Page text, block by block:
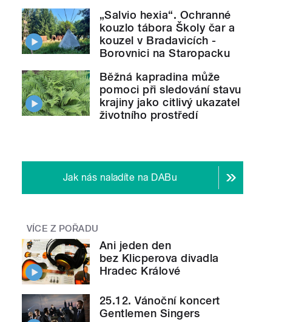
Náchoda - kapela Jazz Generation" style="">
„Salvio hexia“. Ochranné
kouzlo tábora Školy čar a
kouzel v Bradavicích -
Borovnici na Staropacku
Běžná kapradina může
pomoci při sledování stavu
krajiny jako citlivý ukazatel
životního prostředí
Jak nás naladíte na DABu
VÍCE Z POŘADU
Ani jeden den
bez Klicperova divadla
Hradec Králové
25.12. Vánoční koncert
Gentlemen Singers